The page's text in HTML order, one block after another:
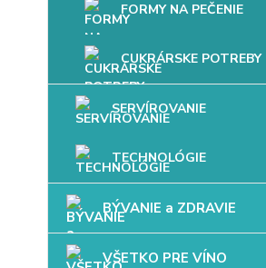
FORMY NA PEČENIE
CUKRÁRSKE POTREBY
SERVÍROVANIE
TECHNOLÓGIE
BÝVANIE a ZDRAVIE
VŠETKO PRE VÍNO